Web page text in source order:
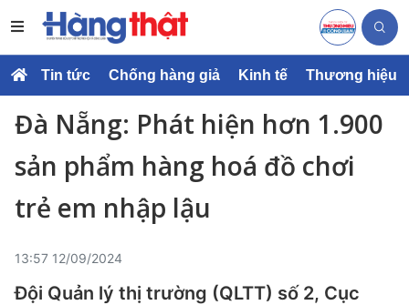
Tin tức Chống hàng giả Kinh tế Thương hiệu
Đà Nẵng: Phát hiện hơn 1.900
sản phẩm hàng hoá đồ chơi
trẻ em nhập lậu
13:57 12/09/2024
Đội Quản lý thị trường (QLTT) số 2, Cục